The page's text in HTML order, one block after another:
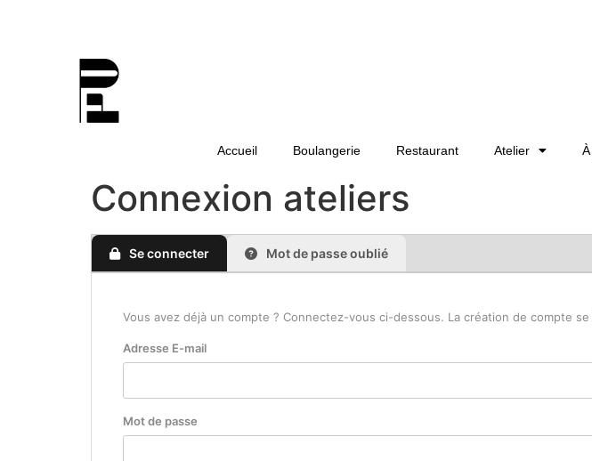
Accueil Boulangerie Restaurant Atelier
Connexion ateliers
Se connecter Mot de passe oublié
Vous avez déjà un compte ? Connectez-vous ci-dessous. La création de compte
Adresse E-mail
Mot de passe